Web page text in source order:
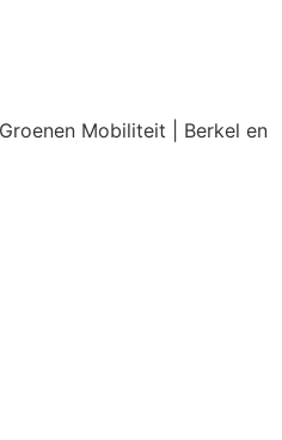
Mobiliteit | Berkel en